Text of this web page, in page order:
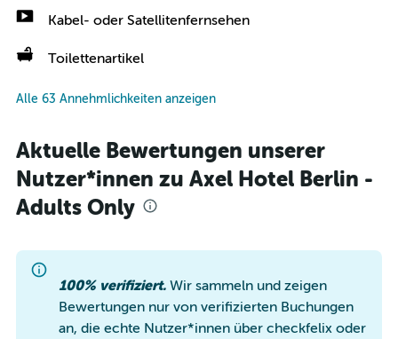
Kabel- oder Satellitenfernsehen
Toilettenartikel
Alle 63 Annehmlichkeiten anzeigen
Aktuelle Bewertungen unserer
Nutzer*innen zu Axel Hotel Berlin -
Adults Only
100% verifiziert. Wir sammeln und zeigen
Bewertungen nur von verifizierten Buchungen
an, die echte Nutzer*innen über checkfelix oder